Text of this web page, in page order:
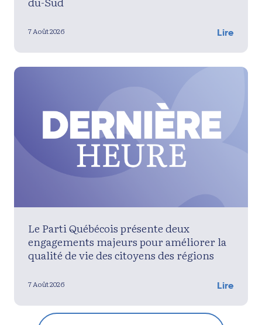
7 Août 2026 Lire
Le Parti Québécois présente deux
engagements majeurs pour améliorer la
qualité de vie des citoyens des régions
7 Août 2026 Lire